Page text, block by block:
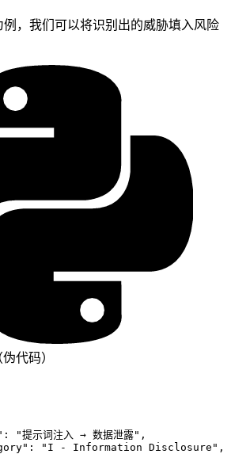
，我们可以将识别出的威胁填入风险
代码）
: "提示词注入 → 数据泄露" ,
: "I - Information Disclosure" ,